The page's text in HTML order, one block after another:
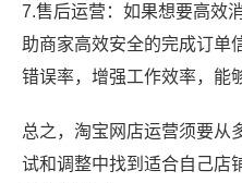
7.售后运营：如果想要高效
助商家高效安全的完成订单
错误率，增强工作效率，能
总之，淘宝网店运营须要从
试和调整中找到适合自己店